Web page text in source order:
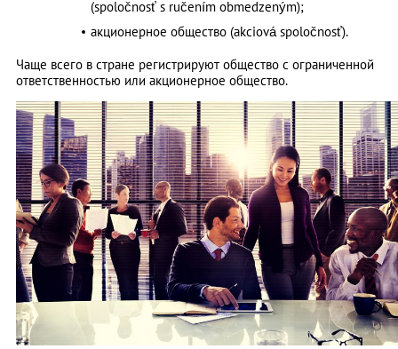
(spoločnosť s ručením obmedzeným);
акционерное общество (akciová spoločnosť).
Чаще всего в стране регистрируют общество с ограниченной
ответственностью или акционерное общество.